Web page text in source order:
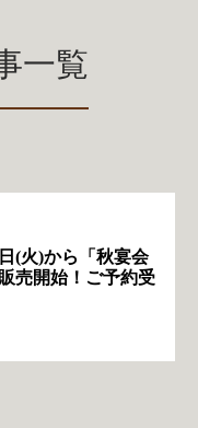
一覧
(火)から「秋宴会
売開始！ご予約受